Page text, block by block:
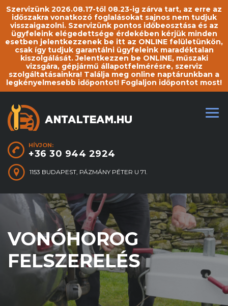
Szervizünk 2026.08.17-től 08.23-ig zárva tart, az erre az
időszakra vonatkozó foglalásokat sajnos nem tudjuk
visszaigazolni. Szervizünk pontos időbeosztása és az
ügyfeleink elégedettsége érdekében kérjük minden
esetben jelentkezzenek be itt az ONLINE felületünkön,
csak így tudjuk garantálni ügyfeleink maradéktalan
kiszolgálását. Jelentkezzen be ONLINE, műszaki
vizsgára, gépjármű állapotfelmérésre, szerviz
szolgáltatásainkra! Találja meg online naptárunkban a
legkényelmesebb időpontot! Foglaljon időpontot most!
HÍVJON:
+36 30 944 2924
1153 BUDAPEST, PÁZMÁNY PÉTER U 71.
VONÓHOROG
FELSZERELÉS